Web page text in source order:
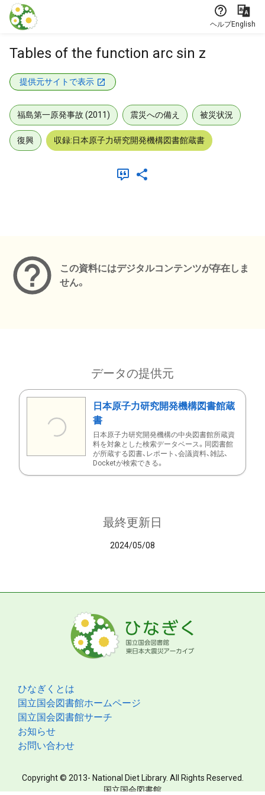
本文に飛ぶ
ヘルプEnglish
Tables of the function arc sin z
提供元サイトで表示
福島第一原発事故 (2011) 震災への備え 被災状況
復興 収録:日本原子力研究開発機構図書館蔵書
この資料にはデジタルコンテンツが存在しま
せん。
データの提供元
日本原子力研究開発機構図書館蔵
書
日本原子力研究開発機構の中央図書館所蔵資
料を対象とした検索データベース。同図書館
が所蔵する図書、レポート、会議資料、雑誌、
Docketが検索できる。
最終更新日
2024/05/08
ひなぎくとは
国立国会図書館ホームページ
国立国会図書館サーチ
お知らせ
お問い合わせ
Copyright © 2013- National Diet Library. All Rights Reserved.